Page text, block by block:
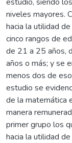
niveles mayores.
hacia la utilidad
cinco rangos de
de 21 a 25 años,
años o más; y se
menos dos de
estudio se
de la matemática
manera
primer grupo los
hacia la utilidad